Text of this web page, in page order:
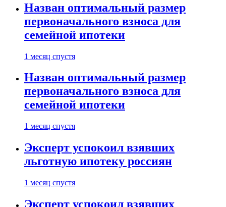
Назван оптимальный размер
первоначального взноса для
семейной ипотеки
1 месяц спустя
Назван оптимальный размер
первоначального взноса для
семейной ипотеки
1 месяц спустя
Эксперт успокоил взявших
льготную ипотеку россиян
1 месяц спустя
Эксперт успокоил взявших